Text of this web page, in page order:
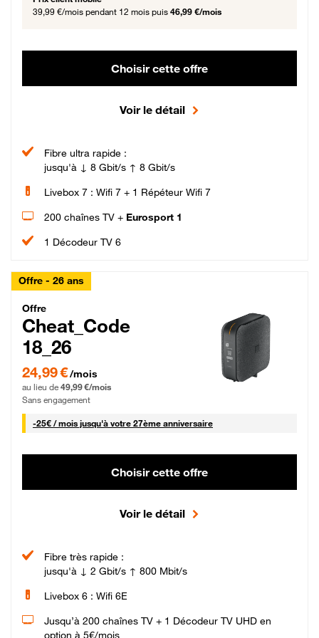
39,99 €/mois pendant 12 mois puis 46,99 €/mois
Choisir cette offre
Voir le détail
Fibre ultra rapide :
jusqu'à ↓ 8 Gbit/s ↑ 8 Gbit/s
Livebox 7 : Wifi 7 + 1 Répéteur Wifi 7
200 chaînes TV + Eurosport 1
1 Décodeur TV 6
Offre - 26 ans
Cheat_Code Fibre_18_26
Offre
Cheat_Code
18_26
24,99 € par mois pendant 0 mois puis 49,99 € par mois, Sans engagement
24,99 €/mois
au lieu de 49,99 €/mois
Sans engagement
-25€ / mois25 € par mois
jusqu'à votre 27ème anniversaire
Choisir cette offre
Voir le détail
Fibre très rapide :
jusqu'à ↓ 2 Gbit/s ↑ 800 Mbit/s
Livebox 6 : Wifi 6E
Jusqu’à 200 chaînes TV + 1 Décodeur TV UHD en
option à 5€/mois